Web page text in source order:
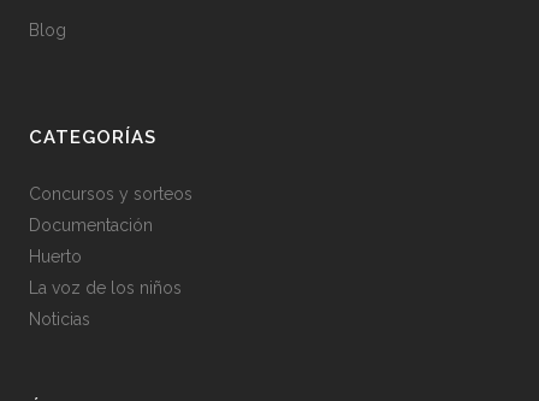
Blog
CATEGORÍAS
Concursos y sorteos
Documentación
Huerto
La voz de los niños
Noticias